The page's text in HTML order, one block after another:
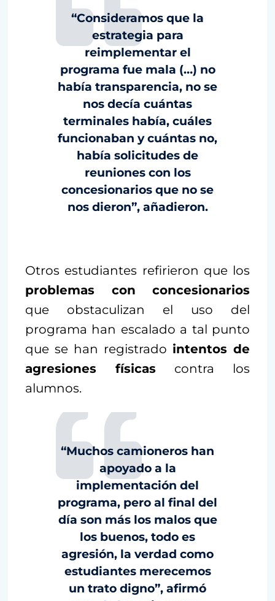
“Consideramos que la
estrategia para
reimplementar el
programa fue mala (…) no
había transparencia, no se
nos decía cuántas
terminales había, cuáles
funcionaban y cuántas no,
había solicitudes de
reuniones con los
concesionarios que no se
nos dieron”, añadieron.
Otros estudiantes refirieron que los
problemas con concesionarios
que obstaculizan el uso del
programa han escalado a tal punto
que se han registrado intentos de
agresiones físicas contra los
alumnos.
“Muchos camioneros han
apoyado a la
implementación del
programa, pero al final del
día son más los malos que
los buenos, todo es
agresión, la verdad como
estudiantes merecemos
un trato digno”, afirmó